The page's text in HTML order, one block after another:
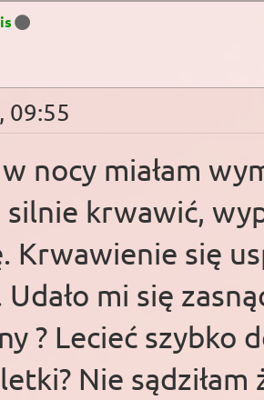
09:55
nocy miałam
silnie krwawić,
Krwawienie się
mi się
? Lecieć
Nie